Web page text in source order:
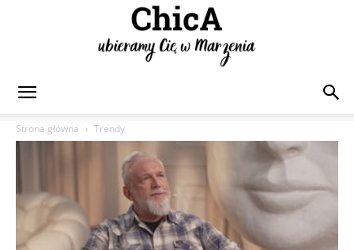
Strona główna
Trendy